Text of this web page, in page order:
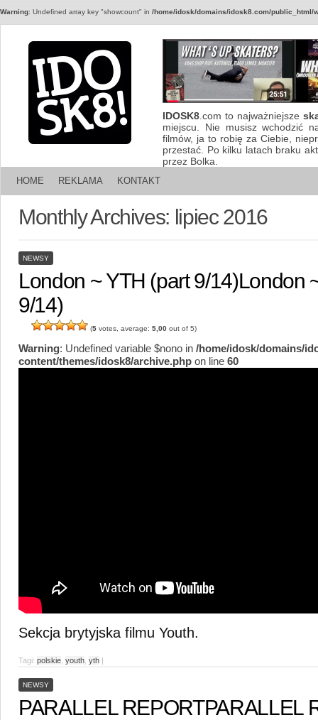
Warning: Undefined array key "showcount" in /home/idosk/domains/idosk8.com/public_html/
IDOSK8 .com to najważniejsze
miejscu. Nie musisz wchodzić
filmów, ja to robię za Ciebie,
przestać. Po kilku latach braku
przez Bolka.
HOME REKLAMA KONTAKT
Monthly Archives: lipiec 2016
NEWSY
London ~ YTH (part 9/14)London
9/14)
(5 votes, average: 5,00 out of 5)
Warning: Undefined variable $nono in /home/idosk/domains/
content/themes/idosk8/archive.php on line 60
Sekcja brytyjska filmu Youth.
Tagi: polskie youth yth |
NEWSY
PARALLEL REPORTPARALLEL